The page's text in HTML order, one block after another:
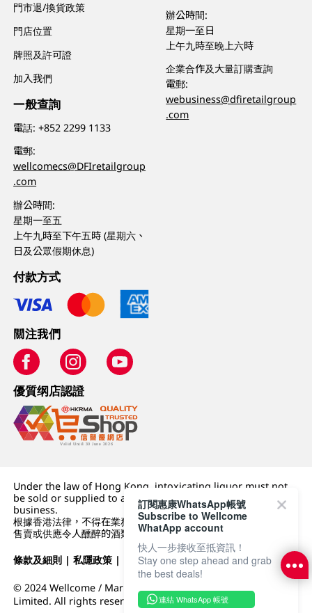
門市退/換貨政策
門店位置
牌照及許可證
加入我們
一般查詢
電話:+852 2299 1133
電郵:
wellcomecs@DFIretailgroup
.com
辦公時間:
星期一至五
上午九時至下午五時 (星期六、
日及公眾假期休息)
辦公時間:
星期一至日
上午九時至晚上六時
企業合作及大量訂購查詢
電郵:
webusiness@dfiretailgroup
.com
付款方式
關注我們
優質纲店認證
Under the law of Hong Kong, intoxicating liquor must not
be sold or supplied to a minor (under 18) in the course of
business.
根據香港法律，不得在業務過程中，向未成年人 (18 歲以下人士)
售賣或供應令人醺醉的酒類。
條款及細則 |私隱政策 | DFI零售集團
© 2024 Wellcome / Market Place. The Dairy Farm Company
Limited. All rights reserved.
訂閱惠康WhatsApp帳號
Subscribe to Wellcome
WhatApp account
快人一步接收至抵資訊！
Stay one step ahead and grab
the best deals!
連結 WhatsApp 帳號